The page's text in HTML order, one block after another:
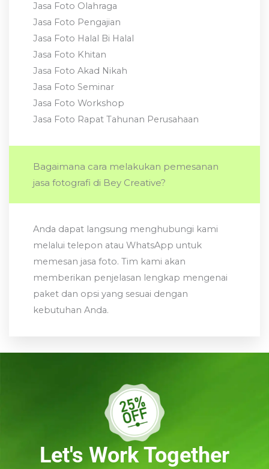
Jasa Foto Olahraga
Jasa Foto Pengajian
Jasa Foto Halal Bi Halal
Jasa Foto Khitan
Jasa Foto Akad Nikah
Jasa Foto Seminar
Jasa Foto Workshop
Jasa Foto Rapat Tahunan Perusahaan
Bagaimana cara melakukan pemesanan
jasa fotografi di Bey Creative?
Anda dapat langsung menghubungi kami
melalui telepon atau WhatsApp untuk
memesan jasa foto. Tim kami akan
memberikan penjelasan lengkap mengenai
paket dan opsi yang sesuai dengan
kebutuhan Anda.
Let's Work Together